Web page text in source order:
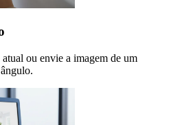
ou envie a imagem de um